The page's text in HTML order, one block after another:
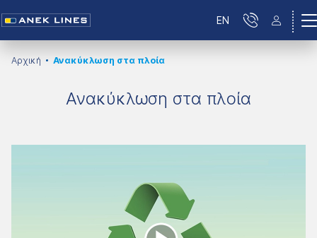
EN
Αρχική Ανακύκλωση στα πλοία
Ανακύκλωση στα πλοία